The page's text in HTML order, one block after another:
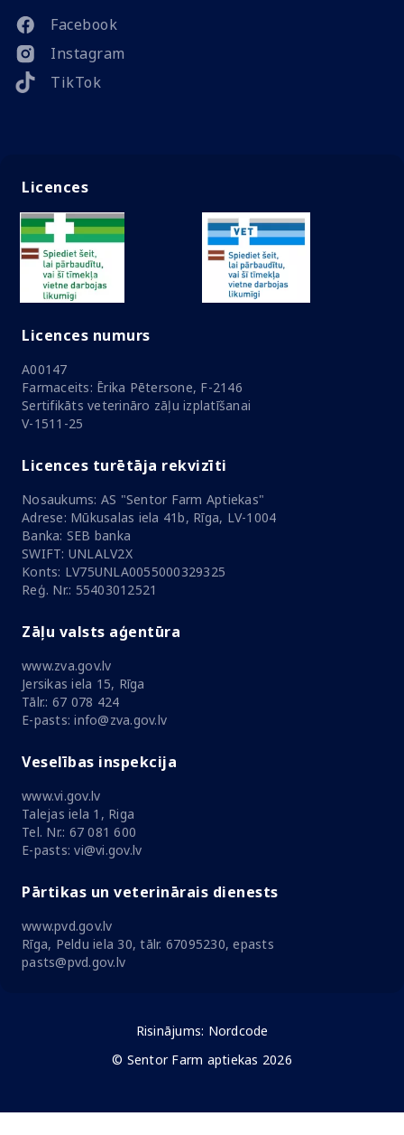
Facebook
Instagram
TikTok
Licences
Licences numurs
A00147
Farmaceits: Ērika Pētersone, F-2146
Sertifikāts veterināro zāļu izplatīšanai
V-1511-25
Licences turētāja rekvizīti
Nosaukums: AS "Sentor Farm Aptiekas"
Adrese: Mūkusalas iela 41b, Rīga, LV-1004
Banka: SEB banka
SWIFT: UNLALV2X
Konts: LV75UNLA0055000329325
Reģ. Nr.: 55403012521
Zāļu valsts aģentūra
www.zva.gov.lv
Jersikas iela 15, Rīga
Tālr.: 67 078 424
E-pasts: info@zva.gov.lv
Veselības inspekcija
www.vi.gov.lv
Talejas iela 1, Riga
Tel. Nr.: 67 081 600
E-pasts: vi@vi.gov.lv
Pārtikas un veterinārais dienests
www.pvd.gov.lv
Rīga, Peldu iela 30, tālr. 67095230, epasts
pasts@pvd.gov.lv
Risinājums: Nordcode
© Sentor Farm aptiekas 2026